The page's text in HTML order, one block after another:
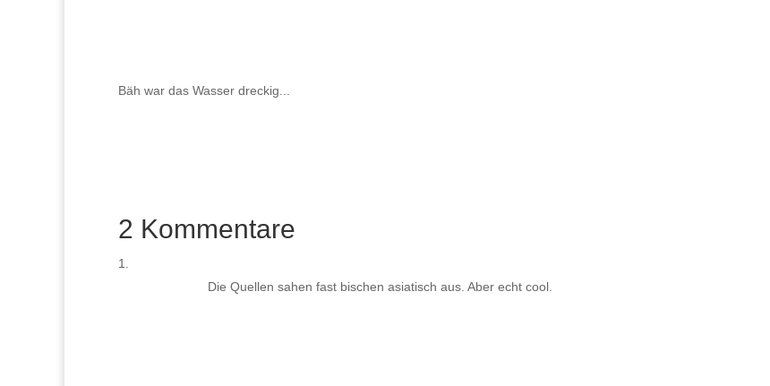
Bäh war das Wasser dreckig...
2 Kommentare
Die Quellen sahen fast bischen asiatisch aus. Aber echt cool.